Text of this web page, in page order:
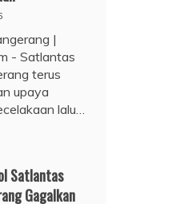
|
- Satlantas
terus
upaya
lalu…
Satlantas
Gagalkan